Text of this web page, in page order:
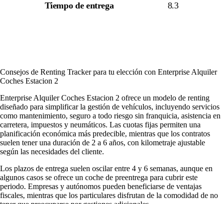
Tiempo de entrega 8.3
Consejos de Renting Tracker para tu elección con Enterprise Alquiler
Coches Estacion 2
Enterprise Alquiler Coches Estacion 2 ofrece un modelo de renting
diseñado para simplificar la gestión de vehículos, incluyendo servicios
como mantenimiento, seguro a todo riesgo sin franquicia, asistencia en
carretera, impuestos y neumáticos. Las cuotas fijas permiten una
planificación económica más predecible, mientras que los contratos
suelen tener una duración de 2 a 6 años, con kilometraje ajustable
según las necesidades del cliente.
Los plazos de entrega suelen oscilar entre 4 y 6 semanas, aunque en
algunos casos se ofrece un coche de preentrega para cubrir este
periodo. Empresas y autónomos pueden beneficiarse de ventajas
fiscales, mientras que los particulares disfrutan de la comodidad de no